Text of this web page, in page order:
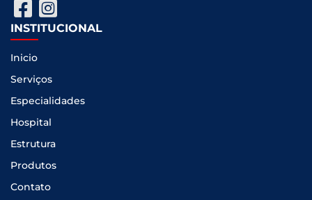
INSTITUCIONAL
Inicio
Serviços
Especialidades
Hospital
Estrutura
Produtos
Contato